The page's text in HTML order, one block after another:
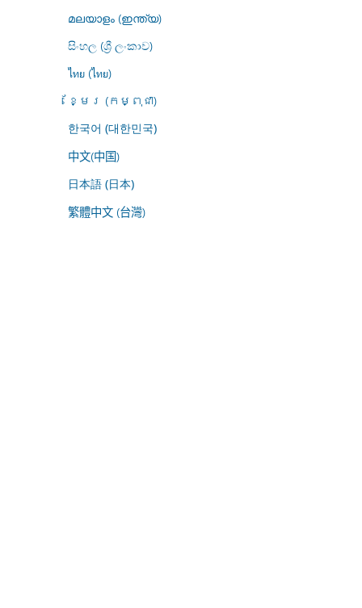
മലയാളം (ഇന്ത്യ)
සිංහල (ශ්‍රී ලංකාව)
ไทย (ไทย)
ខ្មែរ (កម្ពុជា)
한국어 (대한민국)
中文(中国)
日本語 (日本)
繁體中文 (台灣)